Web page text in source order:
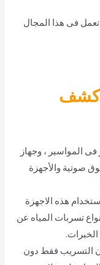
فى هذا المجال
كشف
المواسير ، وجهاز
صوتية والأجهزة
هذه الاجهزة
تسربات المياه عن
التسريب فقط دون